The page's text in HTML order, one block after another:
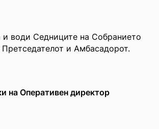
и води Седниците на Собранието
Претседателот и Амбасадорот.
на Оперативен директор